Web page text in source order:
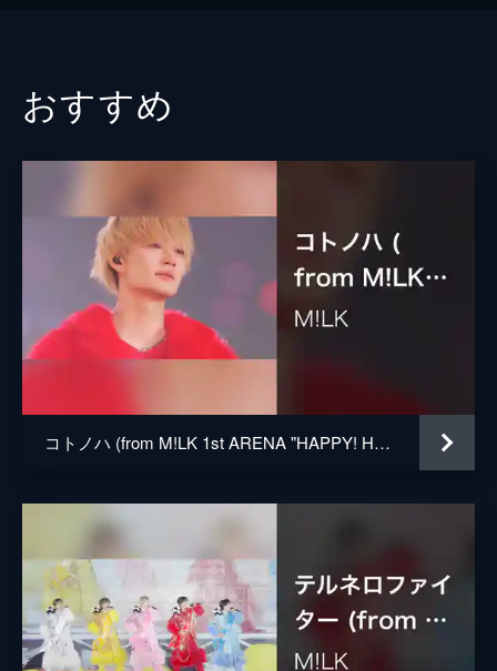
おすすめ
コトノハ (from M!LK 1st ARENA "HAPPY! HAPPY! HAPPY!" Live at 横浜アリーナ 2023.10.22)